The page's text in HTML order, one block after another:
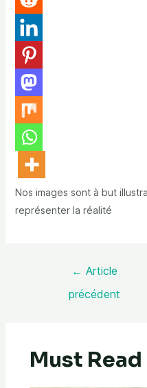
Nos images sont à but
représenter la réalité
← Article
précédent
Must Read